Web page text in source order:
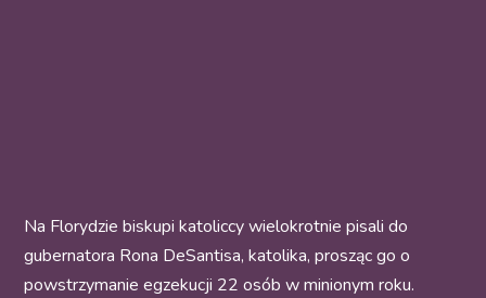
Na Florydzie biskupi katoliccy wielokrotnie pisali do
gubernatora Rona DeSantisa, katolika, prosząc go o
powstrzymanie egzekucji 22 osób w minionym roku.